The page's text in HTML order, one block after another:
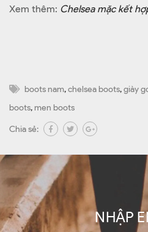
Xem thêm: Chelsea mặc kết
boots nam,chelsea boots,giày
boots,men boots
Chia sẻ:
NHẬP